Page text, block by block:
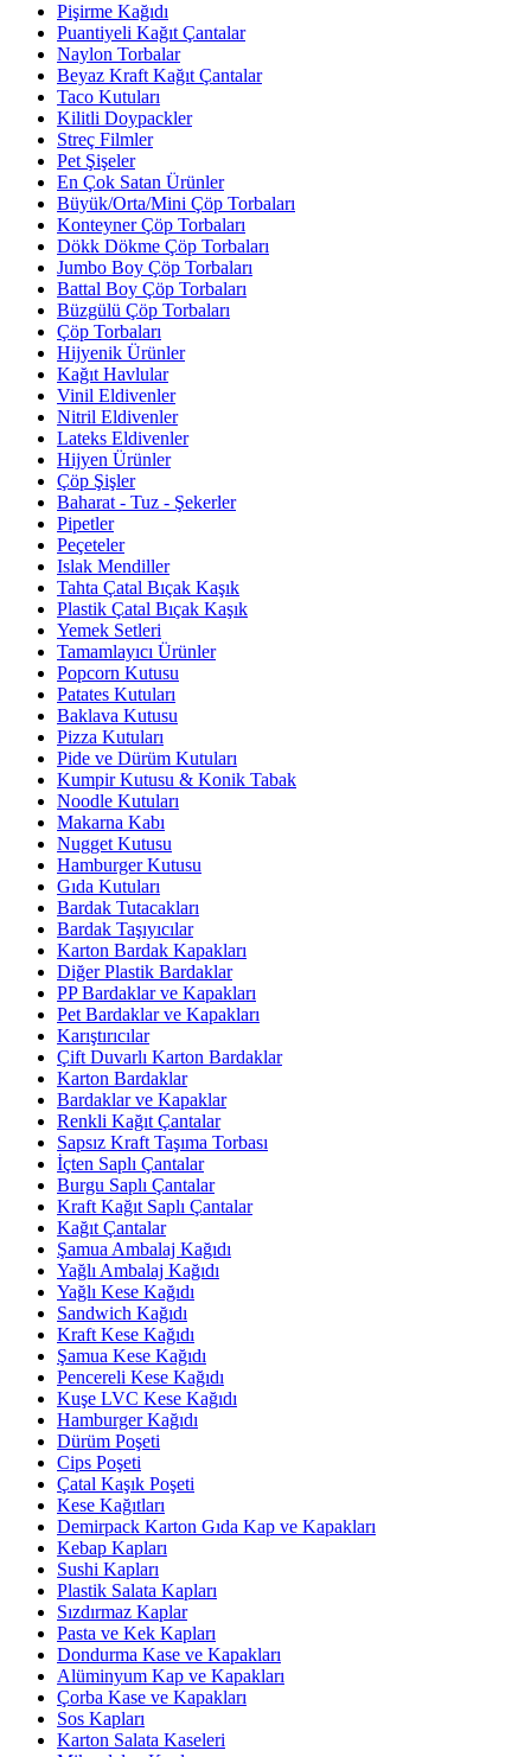
Pişirme Kağıdı
Puantiyeli Kağıt Çantalar
Naylon Torbalar
Beyaz Kraft Kağıt Çantalar
Taco Kutuları
Kilitli Doypackler
Streç Filmler
Pet Şişeler
En Çok Satan Ürünler
Büyük/Orta/Mini Çöp Torbaları
Konteyner Çöp Torbaları
Dökk Dökme Çöp Torbaları
Jumbo Boy Çöp Torbaları
Battal Boy Çöp Torbaları
Büzgülü Çöp Torbaları
Çöp Torbaları
Hijyenik Ürünler
Kağıt Havlular
Vinil Eldivenler
Nitril Eldivenler
Lateks Eldivenler
Hijyen Ürünler
Çöp Şişler
Baharat - Tuz - Şekerler
Pipetler
Peçeteler
Islak Mendiller
Tahta Çatal Bıçak Kaşık
Plastik Çatal Bıçak Kaşık
Yemek Setleri
Tamamlayıcı Ürünler
Popcorn Kutusu
Patates Kutuları
Baklava Kutusu
Pizza Kutuları
Pide ve Dürüm Kutuları
Kumpir Kutusu & Konik Tabak
Noodle Kutuları
Makarna Kabı
Nugget Kutusu
Hamburger Kutusu
Gıda Kutuları
Bardak Tutacakları
Bardak Taşıyıcılar
Karton Bardak Kapakları
Diğer Plastik Bardaklar
PP Bardaklar ve Kapakları
Pet Bardaklar ve Kapakları
Karıştırıcılar
Çift Duvarlı Karton Bardaklar
Karton Bardaklar
Bardaklar ve Kapaklar
Renkli Kağıt Çantalar
Sapsız Kraft Taşıma Torbası
İçten Saplı Çantalar
Burgu Saplı Çantalar
Kraft Kağıt Saplı Çantalar
Kağıt Çantalar
Şamua Ambalaj Kağıdı
Yağlı Ambalaj Kağıdı
Yağlı Kese Kağıdı
Sandwich Kağıdı
Kraft Kese Kağıdı
Şamua Kese Kağıdı
Pencereli Kese Kağıdı
Kuşe LVC Kese Kağıdı
Hamburger Kağıdı
Dürüm Poşeti
Cips Poşeti
Çatal Kaşık Poşeti
Kese Kağıtları
Demirpack Karton Gıda Kap ve Kapakları
Kebap Kapları
Sushi Kapları
Plastik Salata Kapları
Sızdırmaz Kaplar
Pasta ve Kek Kapları
Dondurma Kase ve Kapakları
Alüminyum Kap ve Kapakları
Çorba Kase ve Kapakları
Sos Kapları
Karton Salata Kaseleri